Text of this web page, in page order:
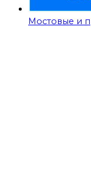
Мостовые и